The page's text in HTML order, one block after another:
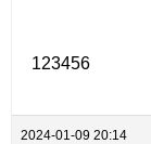
123456
2024-01-09 20:14